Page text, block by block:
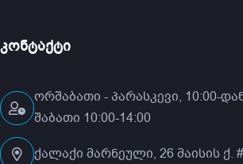
კონტაქტი
ორშაბათი - პარასკევი, 10:00-
შაბათი 10:00-14:00
ქალაქი მარნეული, 26 მაისის ქ.